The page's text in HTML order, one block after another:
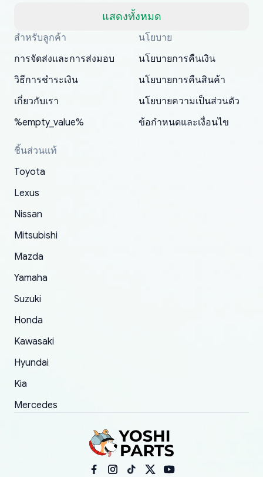
แสดงทั้งหมด
a matter of days. Very professional company as
well, I forgot to add my apartment number in
my address and contacted them with the
correct information. They updated my address
promptly. Will 100% be returning to order parts
Thank you, yoshiparts.com for the responsive
customer service and for being a reliable
have ordered from yoshi three times within
2022. The first two orders were received timely
and with no problems. The third order was not
received at all. According to yoshi's shipper, the
parcel was lost somewhere within the U.S.
replacement order was shipped and received.
The only reason for giving them 4 stars instead
order.
South Guam
OEM parts at prices that nobody else can beat.
Fast shipping to USA… I’m happy!
P. Ginez
Basically, this is my 6th time ordering parts for
my XRs (which is hard to find these days). Item
19 delays which is understandable, the package
is packed well! More so, I am genuinely happy
about the updates whether the item I added to
my cart is available or not. It's hassle free, I've
had troubles on my previous orders but they
and giving me updates.
All genuine oem parts all in perfect condition I
have told everyone about this site very reliable
appreciate everything.
Jay W
I am so shocked at good time, all just because
needed parts for making my cars more
mudguards,flares ) area insane good shape for
my VDJ79, thank you yoshi, for caring
packaging and also because i can look for all
parts needed for upgrading from LX to VX
toyota!.
YANAN RAMIREZ GONZALEZ
สำหรับลูกค้า
การจัดส่งและการส่งมอบ
วิธีการชำระเงิน
เกี่ยวกับเรา
%empty_value%
นโยบาย
นโยบายการคืนเงิน
นโยบายการคืนสินค้า
นโยบายความเป็นส่วนตัว
ข้อกำหนดและเงื่อนไข
ชิ้นส่วนแท้
Toyota
Lexus
Nissan
Mitsubishi
Mazda
Yamaha
Suzuki
Honda
Kawasaki
Hyundai
Kia
Mercedes